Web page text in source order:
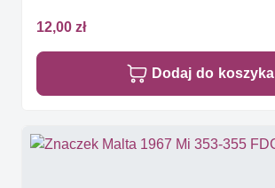
12,00 zł
Dodaj do koszyka